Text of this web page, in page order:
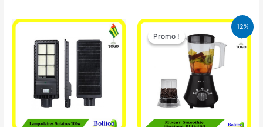
12%
Promo !
Promo !
Le
prix
initial
était :
25.000 CFA.
Le
prix
actuel
est :